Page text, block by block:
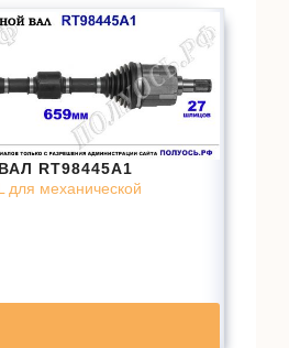
RT98445A1
для механической